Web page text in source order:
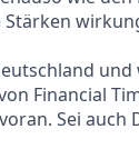
Financial
Sei